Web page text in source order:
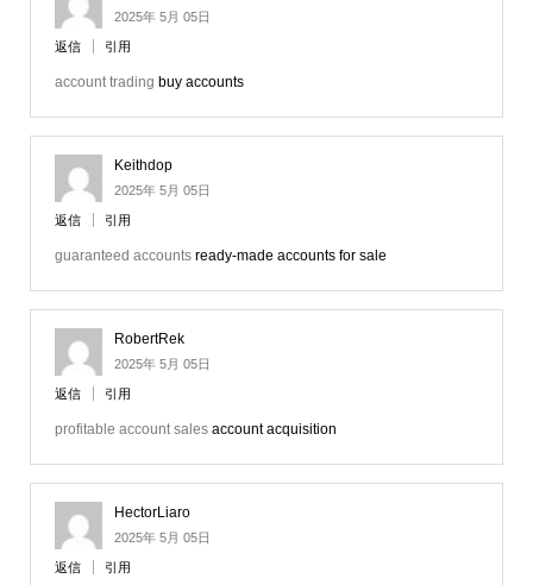
2025年 5月 05日
返信 引用
account trading buy accounts
Keithdop
2025年 5月 05日
返信 引用
guaranteed accounts ready-made accounts for sale
RobertRek
2025年 5月 05日
返信 引用
profitable account sales account acquisition
HectorLiaro
2025年 5月 05日
返信 引用